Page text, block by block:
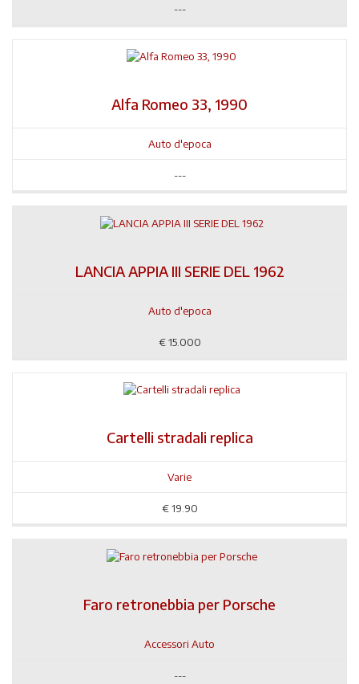
---
Alfa Romeo 33, 1990
Auto d'epoca
---
LANCIA APPIA III SERIE DEL 1962
Auto d'epoca
€ 15.000
Cartelli stradali replica
Varie
€ 19.90
Faro retronebbia per Porsche
Accessori Auto
---